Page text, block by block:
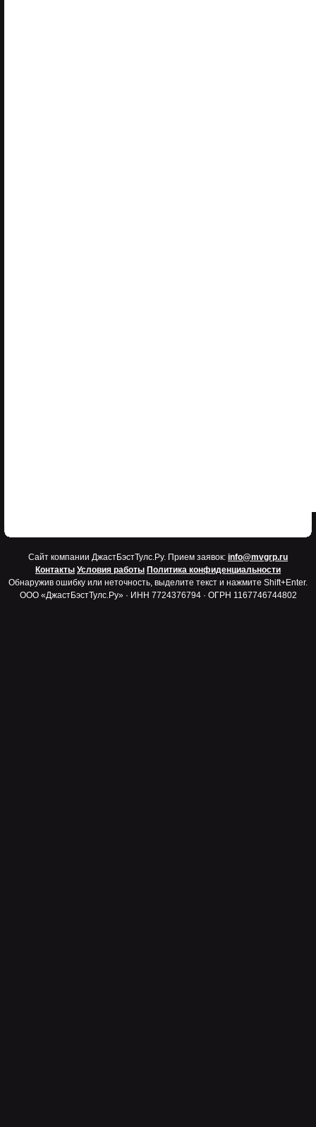
Cайт компании ДжастБэстТулс.Ру. Прием заявок: info@mvgrp.ru
Контакты Условия работы Политика конфиденциальности
Обнаружив ошибку или неточность, выделите текст и нажмите Shift+Enter.
ООО «ДжастБэстТулс.Ру» · ИНН 7724376794 · ОГРН 1167746744802